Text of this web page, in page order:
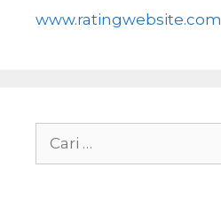
www.ratingwebsite.com
Cari
untuk: